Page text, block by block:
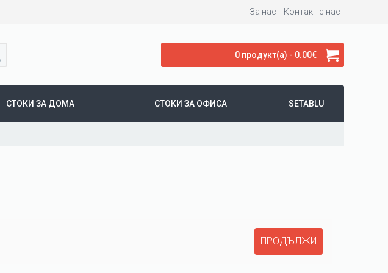
За нас Контакт с нас
0 продукт(а) - 0.00€
СТОКИ ЗА ДОМА СТОКИ ЗА ОФИСА SETABLU
ПРОДЪЛЖИ